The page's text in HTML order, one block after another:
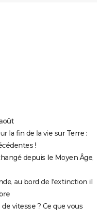
la fin de la vie sur Terre :
!
depuis le Moyen Âge,
au bord de l'extinction il
vitesse ? Ce que vous